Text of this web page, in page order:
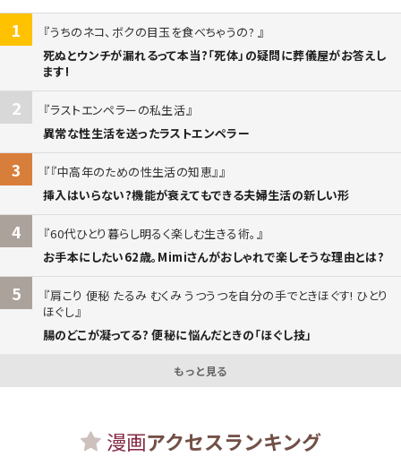
1
うちのネコ、ボクの目玉を食べちゃうの?
死ぬとウンチが漏れるって本当?「死体」の疑問に葬儀屋がお答えし
ます!
2
ラストエンペラーの私生活
異常な性生活を送ったラストエンペラー
3
『中高年のための性生活の知恵』
挿入はいらない?機能が衰えてもできる夫婦生活の新しい形
4
60代ひとり暮らし明るく楽しむ生きる術。
お手本にしたい62歳。Mimiさんがおしゃれで楽しそうな理由とは?
5
肩こり 便秘 たるみ むくみ うつうつを自分の手でときほぐす! ひとり
ほぐし
腸のどこが凝ってる? 便秘に悩んだときの「ほぐし技」
もっと見る
漫画アクセスランキング